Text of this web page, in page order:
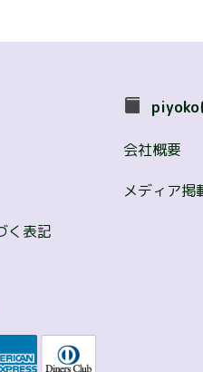
く表記
piyoko
会社概要
メディア掲